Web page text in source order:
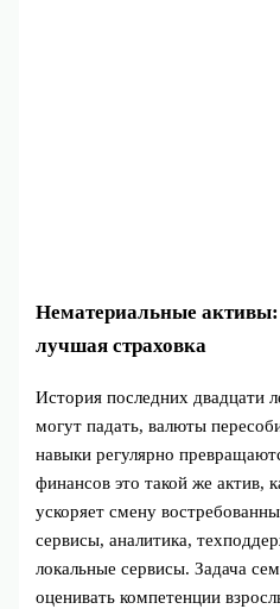
Нематериальные активы:
лучшая страховка
История последних двадцати
могут падать, валюты
навыки регулярно
финансов это такой же актив,
ускоряет смену
сервисы, аналитика,
локальные сервисы. Задача
оценивать компетенции